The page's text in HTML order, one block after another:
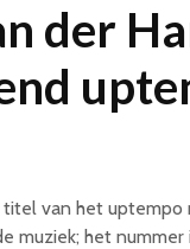
der
titel van het
muziek; het